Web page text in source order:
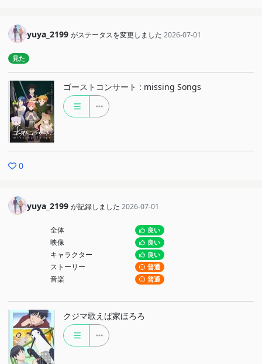
yuya_2199 がステータスを変更しました 2026-07-01
見た
ゴーストコンサート : missing Songs
0
yuya_2199 が記録しました 2026-07-01
全体 良い
映像 良い
キャラクター 良い
ストーリー 普通
音楽 普通
クジマ歌えば家ほろろ